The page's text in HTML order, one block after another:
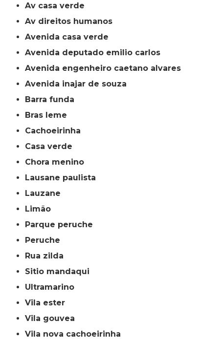
av casa verde
av direitos humanos
avenida casa verde
avenida deputado emilio carlos
avenida engenheiro caetano alvares
avenida inajar de souza
barra funda
bras leme
cachoeirinha
casa verde
chora menino
lausane paulista
lauzane
limão
parque peruche
peruche
rua zilda
sitio mandaqui
ultramarino
vila ester
vila gouvea
vila nova cachoeirinha